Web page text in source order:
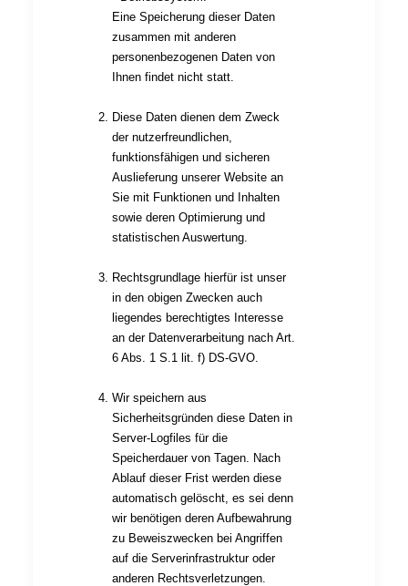
Eine Speicherung dieser Daten
zusammen mit anderen
personenbezogenen Daten von
Ihnen findet nicht statt.
Diese Daten dienen dem Zweck
der nutzerfreundlichen,
funktionsfähigen und sicheren
Auslieferung unserer Website an
Sie mit Funktionen und Inhalten
sowie deren Optimierung und
statistischen Auswertung.
Rechtsgrundlage hierfür ist unser
in den obigen Zwecken auch
liegendes berechtigtes Interesse
an der Datenverarbeitung nach Art.
6 Abs. 1 S.1 lit. f) DS-GVO.
Wir speichern aus
Sicherheitsgründen diese Daten in
Server-Logfiles für die
Speicherdauer von Tagen. Nach
Ablauf dieser Frist werden diese
automatisch gelöscht, es sei denn
wir benötigen deren Aufbewahrung
zu Beweiszwecken bei Angriffen
auf die Serverinfrastruktur oder
anderen Rechtsverletzungen.